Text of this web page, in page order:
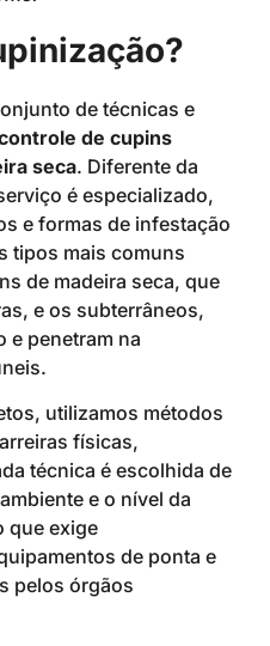
de técnicas e
de cupins
seca. Diferente da
é especializado,
e formas de infestação
tipos mais comuns
de madeira seca, que
e os subterrâneos,
e penetram na
utilizamos métodos
físicas,
técnica é escolhida de
e o nível da
que exige
de ponta e
pelos órgãos